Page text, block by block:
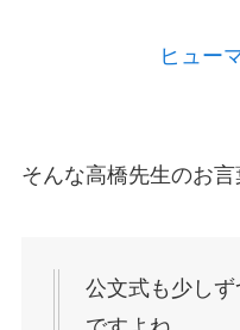
ヒュー
そんな高橋先生のお言
公文式も少し